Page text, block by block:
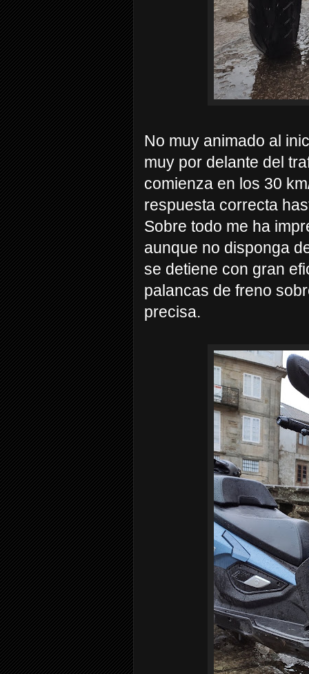
No muy animado al
muy por delante del
comienza en los 30
respuesta correcta
Sobre todo me ha
aunque no disponga
se detiene con gran
palancas de freno
precisa.